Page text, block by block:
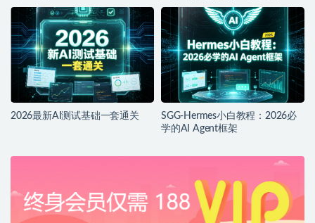
品落地实战教程
2026最新AI测试基础一套通关
SGG-Hermes小白教程：2026必
学的AI Agent框架